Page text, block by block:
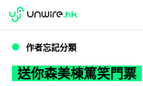
送你森美棟篤笑門票
WWDC 2026
作者忘記分類
送你森美棟篤笑門票